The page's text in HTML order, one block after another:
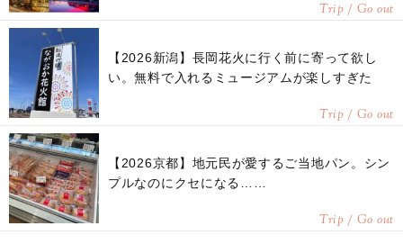
Trip / Go out
【2026新潟】長岡花火に行く前に寄って欲し
い。無料で入れるミュージアムが楽しすぎた
Trip / Go out
【2026京都】地元民が愛するご当地パン。シン
プルなのにクセになる……
Trip / Go out